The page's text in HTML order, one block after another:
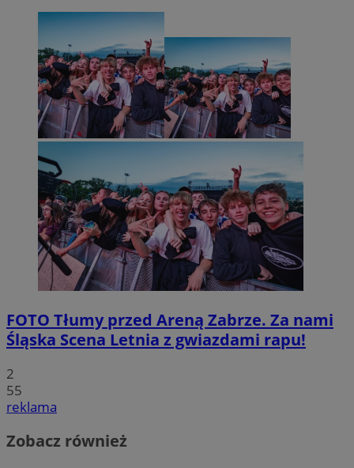
FOTO Tłumy przed Areną Zabrze. Za nami
Śląska Scena Letnia z gwiazdami rapu!
2
55
reklama
Zobacz również